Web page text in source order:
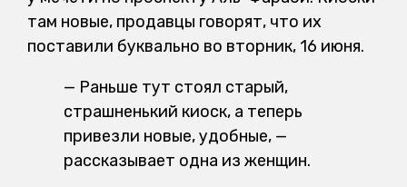
там новые, продавцы говорят, что их
поставили буквально во вторник, 16 июня.
— Раньше тут стоял старый,
страшненький киоск, а теперь
привезли новые, удобные, —
рассказывает одна из женщин.